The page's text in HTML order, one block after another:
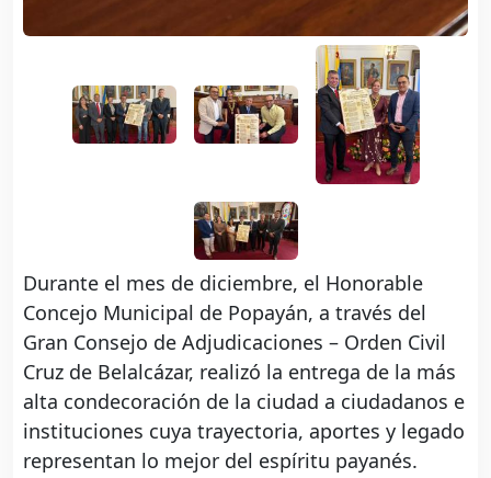
Durante el mes de diciembre, el Honorable
Concejo Municipal de Popayán, a través del
Gran Consejo de Adjudicaciones – Orden Civil
Cruz de Belalcázar, realizó la entrega de la más
alta condecoración de la ciudad a ciudadanos e
instituciones cuya trayectoria, aportes y legado
representan lo mejor del espíritu payanés.